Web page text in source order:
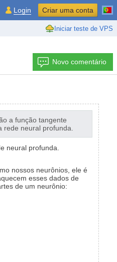
Iniciar teste de VPS
Login Criar uma conta
Novo comentário
a função tangente
rede neural profunda.
neural profunda.
nossos neurônios, ele é
esses dados de
de um neurônio: